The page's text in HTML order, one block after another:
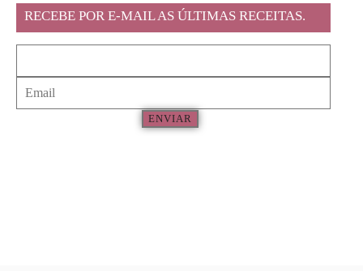
RECEBE POR E-MAIL AS ÚLTIMAS RECEITAS.
ENVIAR